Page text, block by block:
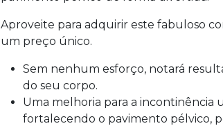
Aproveite para adquirir este fabuloso
um preço único.
Sem nenhum esforço, notará
do seu corpo.
Uma melhoria para a incontinência
fortalecendo o pavimento pélvico,